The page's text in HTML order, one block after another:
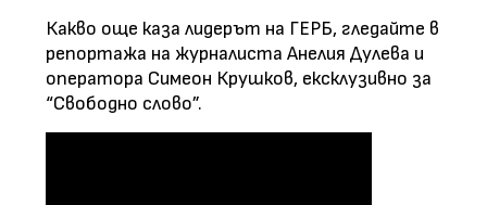
Какво още каза лидерът на ГЕРБ, гледайте в
репортажа на журналиста Анелия Дулева и
оператора Симеон Крушков, ексклузивно за
“Свободно слово”.